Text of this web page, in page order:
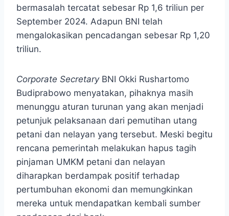
bermasalah tercatat sebesar Rp 1,6 triliun per
September 2024. Adapun BNI telah
mengalokasikan pencadangan sebesar Rp 1,20
triliun.
Corporate Secretary BNI Okki Rushartomo
Budiprabowo menyatakan, pihaknya masih
menunggu aturan turunan yang akan menjadi
petunjuk pelaksanaan dari pemutihan utang
petani dan nelayan yang tersebut. Meski begitu
rencana pemerintah melakukan hapus tagih
pinjaman UMKM petani dan nelayan
diharapkan berdampak positif terhadap
pertumbuhan ekonomi dan memungkinkan
mereka untuk mendapatkan kembali sumber